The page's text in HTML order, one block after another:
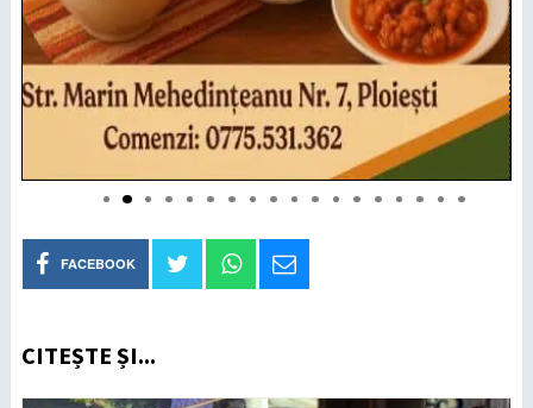
FACEBOOK
CITEȘTE ȘI...